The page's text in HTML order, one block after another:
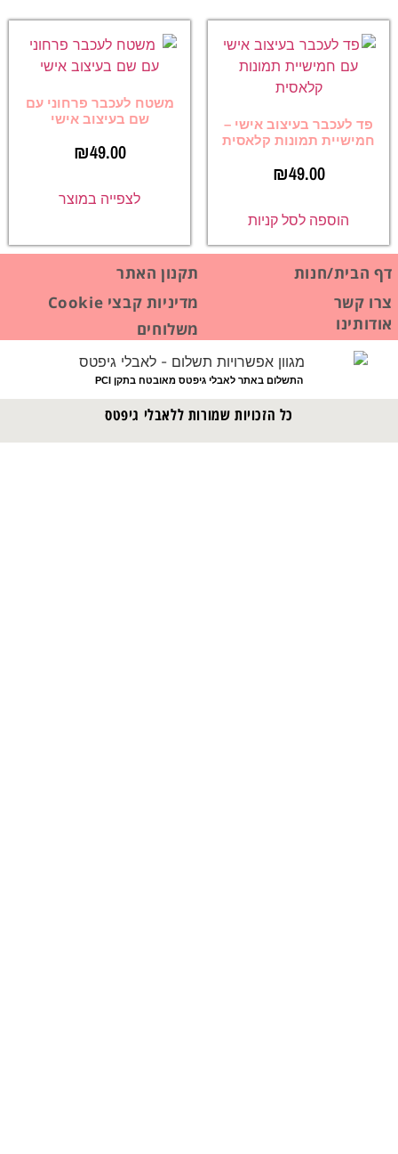
פד לעכבר בעיצוב אישי –
חמישיית תמונות קלאסית
₪49.00
הוספה לסל קניות
משטח לעכבר פרחוני עם
שם בעיצוב אישי
₪49.00
לצפייה במוצר
דף הבית/חנות
צרו קשר
תקנון האתר
מדיניות קבצי Cookie
אודותינו
משלוחים
התשלום באתר לאבלי גיפטס מאובטח בתקן PCI
כל הזכויות שמורות ללאבלי גיפטס